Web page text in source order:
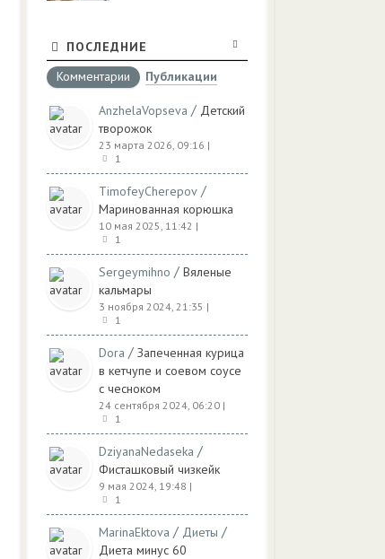
ПОСЛЕДНИЕ
Комментарии
Публикации
AnzhelaVopseva / Детский
творожок
23 марта 2026, 09:16 |
1
TimofeyCherepov /
Маринованная корюшка
10 мая 2025, 11:42 |
1
Sergeymihno / Вяленые
кальмары
3 ноября 2024, 21:35 |
1
Dora / Запеченная курица
в кетчупе и соевом соусе
с чесноком
24 сентября 2024, 06:20 |
1
DziyanaNedaseka /
Фисташковый чизкейк
9 мая 2024, 19:48 |
1
MarinaEktova / Диеты /
Диета минус 60